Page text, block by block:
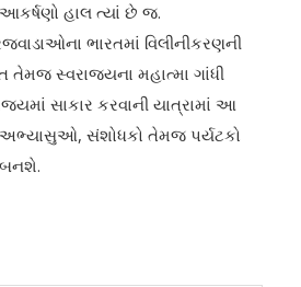
હાલ ત્યાં છે જ.
ભારતમાં વિલીનીકરણની
તેમજ સ્વરાજ્યના મહાત્મા ગાંધી
સાકાર કરવાની યાત્રામાં આ
સંશોધકો તેમજ પર્યટકો